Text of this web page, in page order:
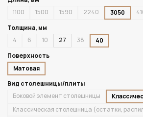
1100
1500 1590 2240 3050
Толщина, мм
4
6 10 27 38
40
Поверхность
Матовая
Вид столешницы/плиты
Боковой элемент столешницы
Классическая столешница (остатки,